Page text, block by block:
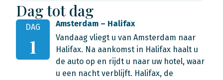
Dag tot dag
DAG
1
Amsterdam – Halifax
Vandaag vliegt u van Amsterdam naar
Halifax. Na aankomst in Halifax haalt u
de auto op en rijdt u naar uw hotel, waar
u een nacht verblijft. Halifax, de